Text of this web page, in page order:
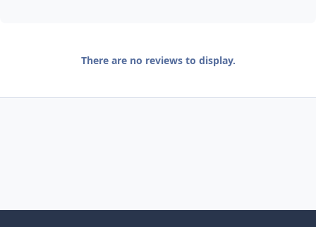
There are no reviews to display.